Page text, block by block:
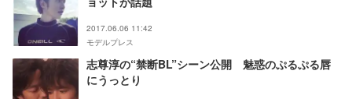
2017.06.06 11:42
モデルプレス
志尊淳の“禁断BL”シーン公開 魅惑のぷるぷる唇
にうっとり